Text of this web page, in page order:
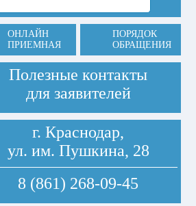
ОНЛАЙН
ПРИЕМНАЯ
ПОРЯДОК
ОБРАЩЕНИЯ
Полезные контакты
для заявителей
г. Краснодар,
ул. им. Пушкина, 28
8 (861) 268-09-45